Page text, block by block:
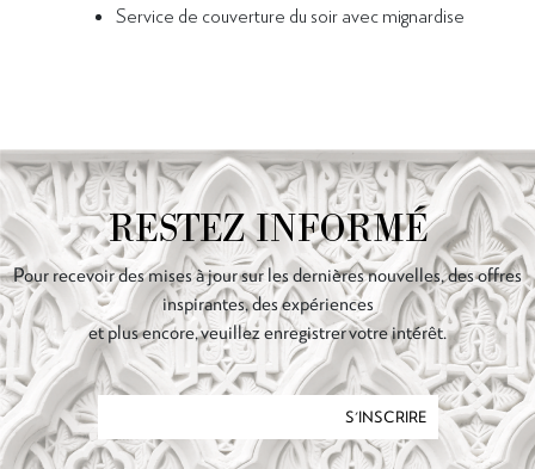
Service de couverture du soir avec mignardise
RESTEZ INFORMÉ
Pour recevoir des mises à jour sur les dernières nouvelles, des offres
inspirantes, des expériences
et plus encore, veuillez enregistrer votre intérêt.
S'INSCRIRE